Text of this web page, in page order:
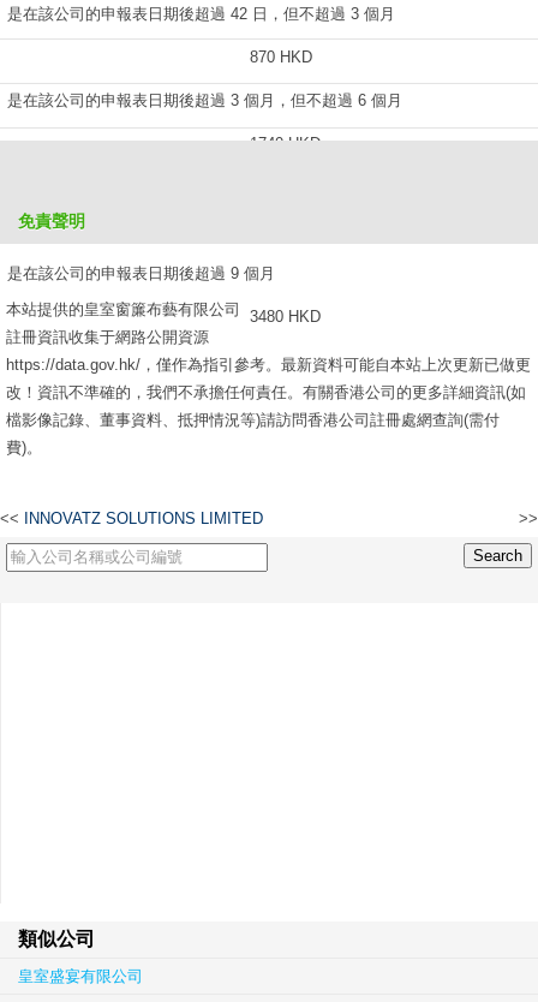
是在該公司的申報表日期後超過 42 日，但不超過 3 個月
870 HKD
是在該公司的申報表日期後超過 3 個月，但不超過 6 個月
1740 HKD
是在該公司的申報表日期後超過 9 個月
3480 HKD
免責聲明
本站提供的皇室窗簾布藝有限公司
註冊資訊收集于網路公開資源
https://data.gov.hk/，僅作為指引參考。最新資料可能自本站上次更新已做更
改！資訊不準確的，我們不承擔任何責任。有關香港公司的更多詳細資訊(如
檔影像記錄、董事資料、抵押情況等)請訪問香港公司註冊處網查詢(需付
費)。
<< INNOVATZ SOLUTIONS LIMITED >>
類似公司
皇室盛宴有限公司